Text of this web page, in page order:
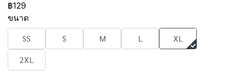
฿129
ขนาด
SS S M L
XL
2XL